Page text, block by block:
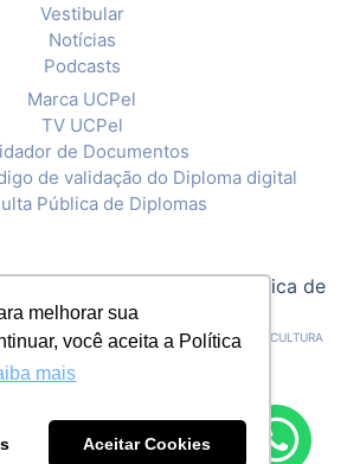
melhorar sua
você aceita a Política
mais
Aceitar Cookies
Vestibular
Notícias
Podcasts
Marca UCPel
TV UCPel
de Documentos
de validação do Diploma digital
Pública de Diplomas
Política de
Privacidade
PELOTENSE DE ASSISTÊNCIA E CULTURA